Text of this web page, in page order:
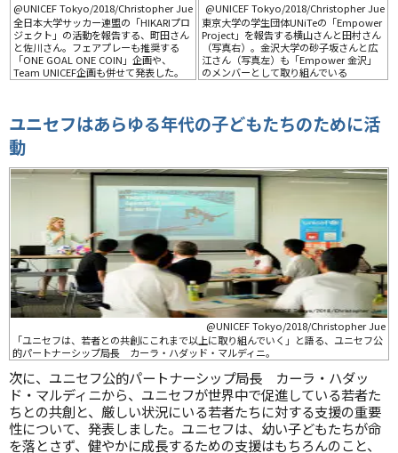
@UNICEF Tokyo/2018/Christopher Jue
全日本大学サッカー連盟の「HIKARIプロ
ジェクト」の活動を報告する、町田さん
と佐川さん。フェアプレーも推奨する
「ONE GOAL ONE COIN」企画や、
Team UNICEF企画も併せて発表した。
@UNICEF Tokyo/2018/Christopher Jue
東京大学の学生団体UNiTeの「Empower
Project」を報告する横山さんと田村さん
（写真右）。金沢大学の砂子坂さんと広
江さん（写真左）も「Empower 金沢」
のメンバーとして取り組んでいる
ユニセフはあらゆる年代の子どもたちのために活
動
@UNICEF Tokyo/2018/Christopher Jue
「ユニセフは、若者との共創にこれまで以上に取り組んでいく」と語る、ユニセフ公
的パートナーシップ局長 カーラ・ハダッド・マルディニ。
次に、ユニセフ公的パートナーシップ局長 カーラ・ハダッ
ド・マルディニから、ユニセフが世界中で促進している若者た
ちとの共創と、厳しい状況にいる若者たちに対する支援の重要
性について、発表しました。ユニセフは、幼い子どもたちが命
を落とさず、健やかに成長するための支援はもちろんのこと、